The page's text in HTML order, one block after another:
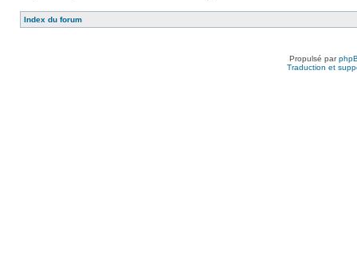
Index du forum
Propulsé par
Traduction et